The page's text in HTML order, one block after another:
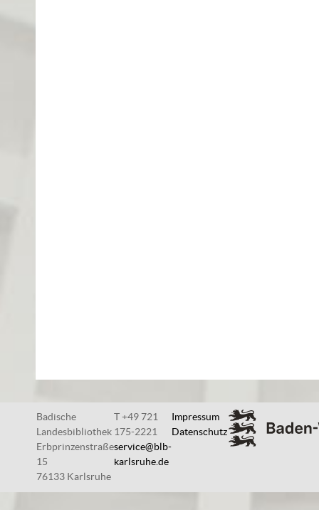
Badische
Landesbibliothek
Erbprinzenstraße
15
76133 Karlsruhe
T +49 721
175-2221
service@blb-
karlsruhe.de
Impressum
Datenschutz